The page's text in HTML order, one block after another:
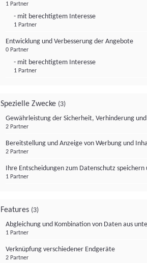
1 Partner
- mit berechtigtem Interesse
1 Partner
Entwicklung und Verbesserung der Angebote
0 Partner
- mit berechtigtem Interesse
1 Partner
Spezielle Zwecke (3)
Gewährleistung der Sicherheit, Verhinderung
2 Partner
Bereitstellung und Anzeige von Werbung und
2 Partner
Ihre Entscheidungen zum Datenschutz
1 Partner
Features (3)
Abgleichung und Kombination von Daten aus
1 Partner
Verknüpfung verschiedener Endgeräte
2 Partner